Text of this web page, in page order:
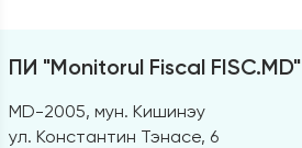
ПИ "Monitorul Fiscal FISC.MD"
MD-2005, мун. Кишинэу
ул. Константин Тэнасе, 6